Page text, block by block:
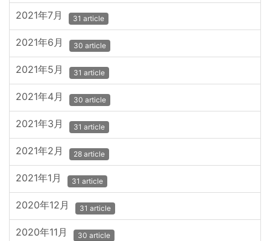
2021年7月 31 article
2021年6月 30 article
2021年5月 31 article
2021年4月 30 article
2021年3月 31 article
2021年2月 28 article
2021年1月 31 article
2020年12月 31 article
2020年11月 30 article